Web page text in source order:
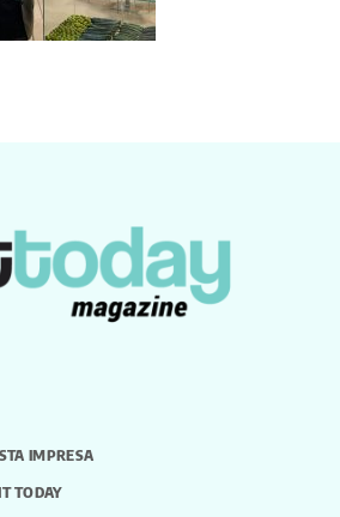
IMPRESA
TODAY